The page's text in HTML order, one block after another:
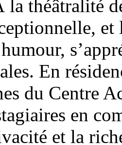
la théâtralité
et
En
du Centre
en
et la